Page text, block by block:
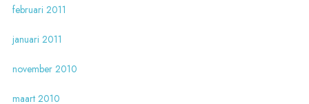
februari 2011
januari 2011
november 2010
maart 2010